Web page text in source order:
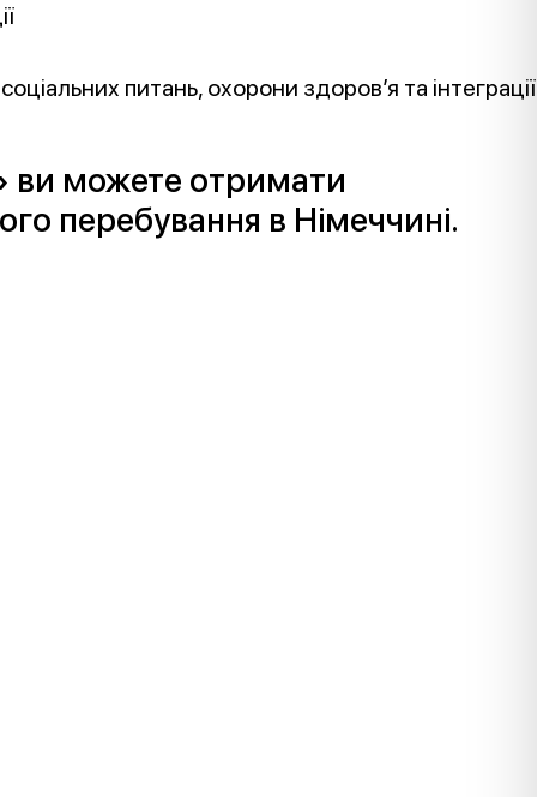
питань, охорони здоров’я та інтеграції
ви можете отримати
перебування в Німеччині.